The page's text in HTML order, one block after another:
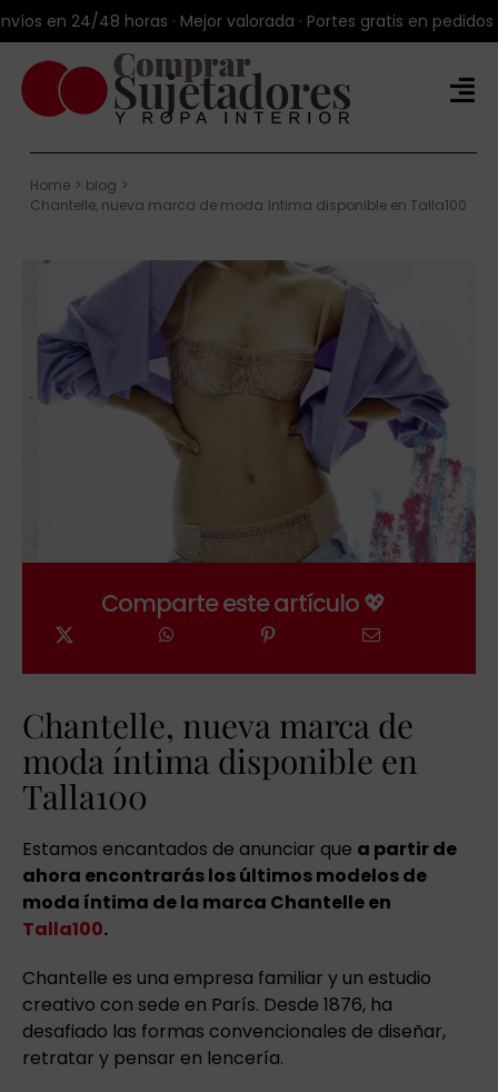
Saltar
al
contenido
en 24/48 horas · Mejor valorada · Portes gratis en pedidos
Tienda Online
Productos
Sobre Talla100®
Home
blog
Chantelle, nueva marca de moda íntima disponible en Talla100
Comparte este artículo 💖
Chantelle, nueva marca de
moda íntima disponible en
Talla100
Estamos encantados de anunciar que a partir de
ahora encontrarás los últimos modelos de
moda íntima de la marca Chantelle en
Talla100.
Chantelle es una empresa familiar y un estudio
creativo con sede en París. Desde 1876, ha
desafiado las formas convencionales de diseñar,
retratar y pensar en lencería.